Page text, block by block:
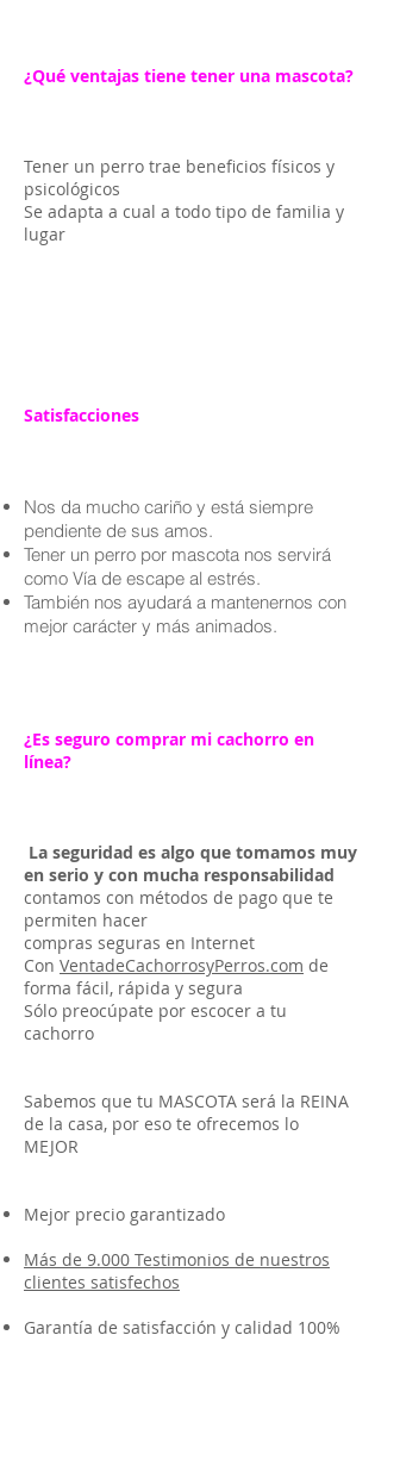
¿Qué ventajas tiene tener una mascota?
Tener un perro trae beneficios físicos y
psicológicos
Se adapta a cual a todo tipo de familia y
lugar
Satisfacciones
Nos da mucho cariño y está siempre
pendiente de sus amos.
Tener un perro por mascota nos servirá
como Vía de escape al estrés.
También nos ayudará a mantenernos con
mejor carácter y más animados.
¿Es seguro comprar mi cachorro en
línea?
La seguridad es algo que tomamos muy
en serio y con mucha responsabilidad
contamos con métodos de pago que te
permiten hacer
compras seguras en Internet
Con VentadeCachorrosyPerros.com de
forma fácil, rápida y segura
Sólo preocúpate por escocer a tu
cachorro
Sabemos que tu MASCOTA será la REINA
de la casa, por eso te ofrecemos lo
MEJOR
Mejor precio garantizado
Más de 9.000 Testimonios de nuestros
clientes satisfechos
Garantía de satisfacción y calidad 100%